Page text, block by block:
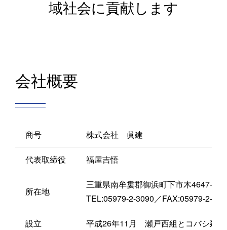
域社会に貢献します
会社概要
商号 株式会社 眞建
代表取締役 福屋吉悟
所在地
三重県南牟婁郡御浜町下市木4647-34
TEL:05979-2-3090／FAX:05979-2-
設立 平成26年11月 瀬戸西組とコバシ建